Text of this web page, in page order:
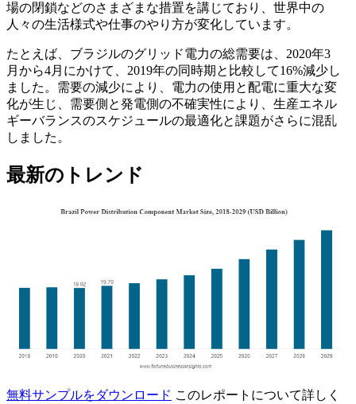
場の閉鎖などのさまざまな措置を講じており、世界中の
人々の生活様式や仕事のやり方が変化しています。
たとえば、ブラジルのグリッド電力の総需要は、2020年3
月から4月にかけて、2019年の同時期と比較して16%減少し
ました。需要の減少により、電力の使用と配電に重大な変
化が生じ、需要側と発電側の不確実性により、生産エネル
ギーバランスのスケジュールの最適化と課題がさらに混乱
しました。
最新のトレンド
無料サンプルをダウンロード このレポートについて詳しく